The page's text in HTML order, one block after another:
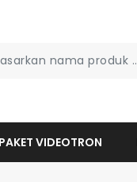
PAKET VIDEOTRON